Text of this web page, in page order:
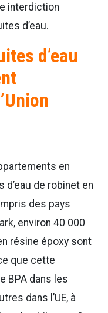
interdiction
d’eau.
d’eau
en
de robinet en
des pays
environ 40 000
résine époxy sont
que cette
BPA dans les
dans l’UE, à